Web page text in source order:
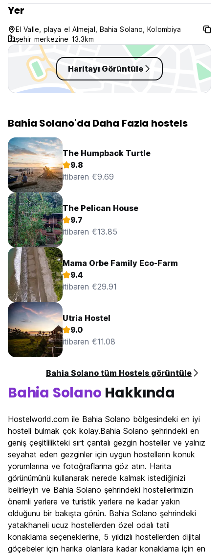
of your stay.
Check out before 12.00
Payment upon arrival by cash
Taxes included
Breakfast not included
General:
Yer
El Valle, playa el Almejal, Bahia Solano, Kolombiya
şehir merkezine 13.3km
Haritayı Görüntüle
Bahia Solano'da Daha Fazla hostels
The Humpback Turtle
9.8
itibaren €9.69
The Pelican House
9.7
itibaren €13.85
Mama Orbe Family Eco-Farm
9.4
itibaren €29.91
Utria Hostel
9.0
itibaren €11.08
Bahia Solano tüm Hostels görüntüle
Bahia Solano Hakkında
Hostelworld.com ile Bahia Solano bölgesindeki en iyi
hosteli bulmak çok kolay.Bahia Solano şehrindeki en
geniş çeşitlilikteki sırt çantalı gezgin hosteller ve yalnız
seyahat eden gezginler için uygun hostellerin konuk
yorumlarına ve fotoğraflarına göz atın. Harita
görünümünü kullanarak nerede kalmak istediğinizi
belirleyin ve Bahia Solano şehrindeki hostellerimizin
önemli yerlere ve turistik yerlere ne kadar yakın
olduğunu bir bakışta görün. Bahia Solano şehrindeki
yatakhaneli ucuz hostellerden özel odalı tatil
konaklama seçeneklerine, 5 yıldızlı hostellerden dijital
göçebeler için harika olanlara kadar konaklama için en